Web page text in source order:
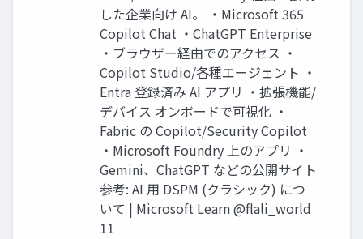
した企業向け AI。 ・Microsoft 365
Copilot Chat ・ChatGPT Enterprise
・ブラウザー経由でのアクセス ・
Copilot Studio/各種エージェント ・
Entra 登録済み AI アプリ ・拡張機能/
デバイス オンボードで可視化 ・
Fabric の Copilot/Security Copilot
・Microsoft Foundry 上のアプリ ・
Gemini、ChatGPT などの公開サイト
参考: AI 用 DSPM (クラシック) につ
いて | Microsoft Learn @flali_world
11